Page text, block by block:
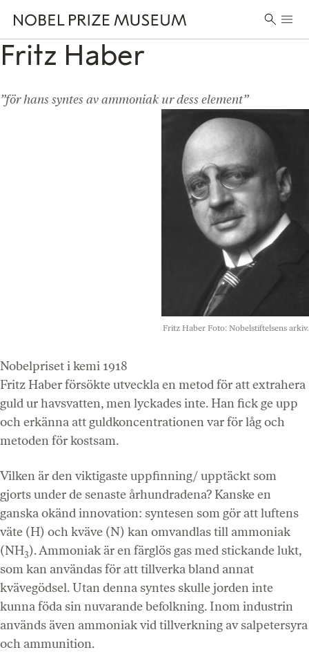
Skip
to
header
Skip
to
main
content
Skip
to
footer
Sök
efter:
Fritz Haber
”för hans syntes av ammoniak ur dess element”
Fritz Haber Foto: Nobelstiftelsens arkiv.
Nobelpriset i kemi 1918
Fritz Haber försökte utveckla en metod för att extrahera
guld ur havsvatten, men lyckades inte. Han fick ge upp
och erkänna att guldkoncentrationen var för låg och
metoden för kostsam.
Vilken är den viktigaste uppfinning/ upptäckt som
gjorts under de senaste århundradena? Kanske en
ganska okänd innovation: syntesen som gör att luftens
väte (H) och kväve (N) kan omvandlas till ammoniak
(NH3). Ammoniak är en färglös gas med stickande lukt,
som kan användas för att tillverka bland annat
kvävegödsel. Utan denna syntes skulle jorden inte
kunna föda sin nuvarande befolkning. Inom industrin
används även ammoniak vid tillverkning av salpetersyra
och ammunition.